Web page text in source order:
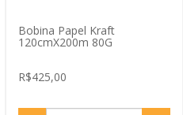
Bobina Papel Kraft
120cmX200m 80G
R$425,00